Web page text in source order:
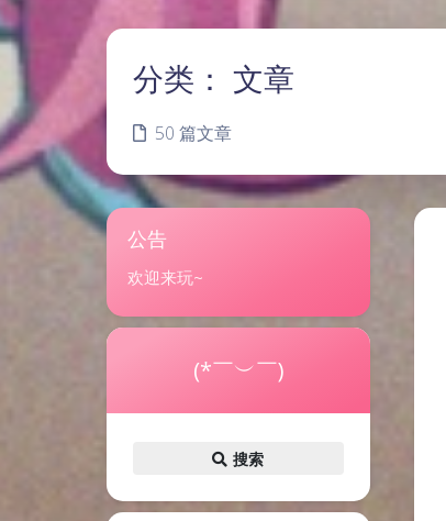
分类： 文章
50 篇文章
公告
欢迎来玩~
(*￣︶￣)
搜索